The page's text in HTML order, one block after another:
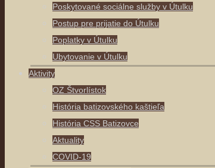
Poskytované sociálne služby v Útulku
Postup pre prijatie do Útulku
Poplatky v Útulku
Ubytovanie v Útulku
Aktivity
OZ Štvorlístok
História batizovského kaštieľa
História CSS Batizovce
Aktuality
COVID-19